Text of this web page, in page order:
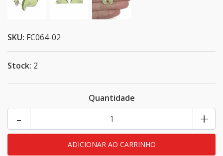
SKU: FC064-02
Stock: 2
Quantidade
+
-